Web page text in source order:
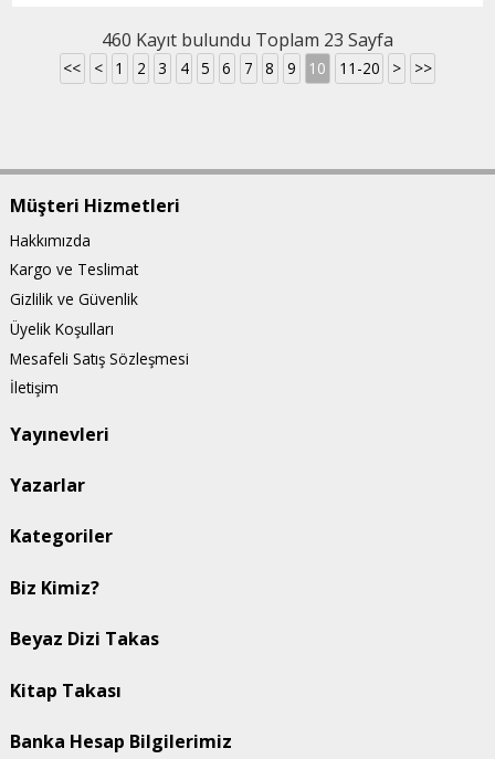
460 Kayıt bulundu Toplam 23 Sayfa
<< < 1 2 3 4 5 6 7 8 9 10 11-20 > >>
Müşteri Hizmetleri
Hakkımızda
Kargo ve Teslimat
Gizlilik ve Güvenlik
Üyelik Koşulları
Mesafeli Satış Sözleşmesi
İletişim
Yayınevleri
Yazarlar
Kategoriler
Biz Kimiz?
Beyaz Dizi Takas
Kitap Takası
Banka Hesap Bilgilerimiz